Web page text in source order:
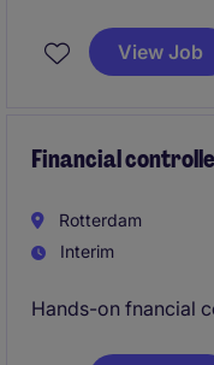
business
International
View Job
Financial
Rotterdam
Interim
Hands-on fnancial